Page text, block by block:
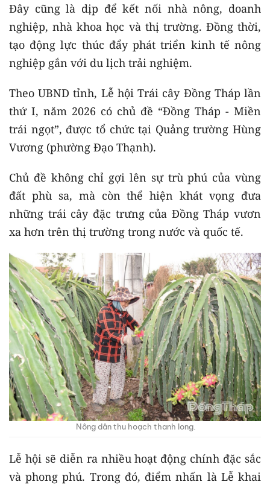
Đây cũng là dịp để kết nối nhà nông, doanh
nghiệp, nhà khoa học và thị trường. Đồng thời,
tạo động lực thúc đẩy phát triển kinh tế nông
nghiệp gắn với du lịch trải nghiệm.
Theo UBND tỉnh, Lễ hội Trái cây Đồng Tháp lần
thứ I, năm 2026 có chủ đề “Đồng Tháp - Miền
trái ngọt”, được tổ chức tại Quảng trường Hùng
Vương (phường Đạo Thạnh).
Chủ đề không chỉ gợi lên sự trù phú của vùng
đất phù sa, mà còn thể hiện khát vọng đưa
những trái cây đặc trưng của Đồng Tháp vươn
xa hơn trên thị trường trong nước và quốc tế.
Nông dân thu hoạch thanh long.
Lễ hội sẽ diễn ra nhiều hoạt động chính đặc sắc
và phong phú. Trong đó, điểm nhấn là Lễ khai